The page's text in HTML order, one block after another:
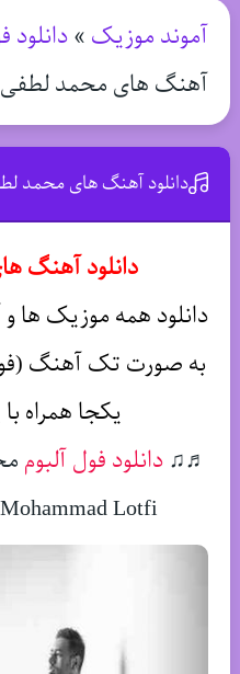
آموند موزیک »دانلود
آهنگ های محمد لطفی
دانلود آهنگ های محمد
دانلود آهنگ
دانلود همه موزیک ها
به صورت تک آهنگ
یکجا همراه
♬♫دانلود فول آلبوم
Lotfi ♬♫